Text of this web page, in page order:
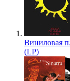
Виниловая
(LP)